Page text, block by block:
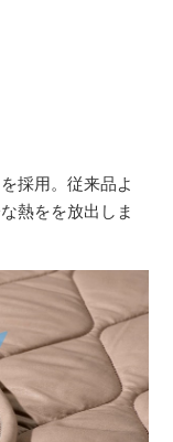
採用。従来品よ
熱をを放出しま